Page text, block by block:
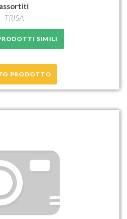
assortiti
TRISA
SIMILI
PRODOTTO